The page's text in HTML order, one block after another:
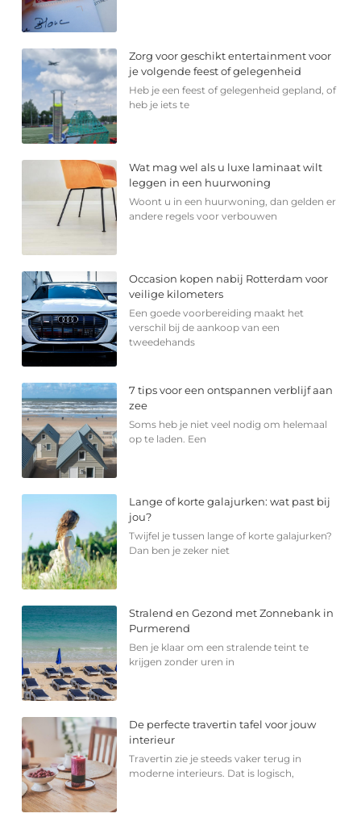
Zorg voor geschikt entertainment voor
je volgende feest of gelegenheid
Heb je een feest of gelegenheid gepland, of
heb je iets te
Wat mag wel als u luxe laminaat wilt
leggen in een huurwoning
Woont u in een huurwoning, dan gelden er
andere regels voor verbouwen
Occasion kopen nabij Rotterdam voor
veilige kilometers
Een goede voorbereiding maakt het
verschil bij de aankoop van een
tweedehands
7 tips voor een ontspannen verblijf aan
zee
Soms heb je niet veel nodig om helemaal
op te laden. Een
Lange of korte galajurken: wat past bij
jou?
Twijfel je tussen lange of korte galajurken?
Dan ben je zeker niet
Stralend en Gezond met Zonnebank in
Purmerend
Ben je klaar om een stralende teint te
krijgen zonder uren in
De perfecte travertin tafel voor jouw
interieur
Travertin zie je steeds vaker terug in
moderne interieurs. Dat is logisch,